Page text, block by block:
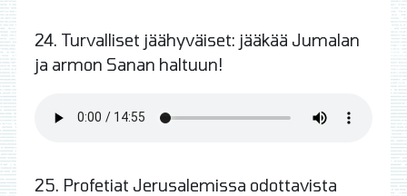
24. Turvalliset jäähyväiset: jääkää Jumalan
ja armon Sanan haltuun!
25. Profetiat Jerusalemissa odottavista